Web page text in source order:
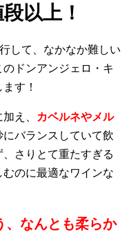
以上！
して、なかなか難しい
ドンアンジェロ・キ
す！
加え、
カベルネやメル
にバランスしていて飲
さりとて重たすぎる
のに最適なワインな
、なんとも柔らか